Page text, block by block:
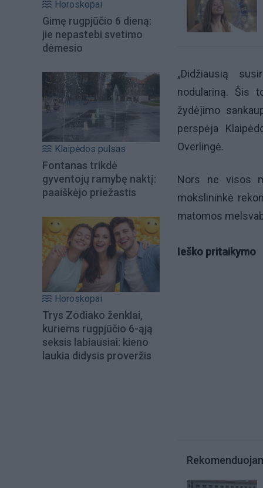
Horoskopai
Gimę rugpjūčio 6 dieną:
jie nepastebi svetimo
dėmesio
Klaipėdos pulsas
Fontanas trikdė
gyventojų ramybę naktį:
paaiškėjo priežastis
Horoskopai
Trys Zodiako ženklai,
kuriems rugpjūčio 6-ąją
seksis labiausiai: kieno
laukia didysis proveržis
„Didžiausią
nodulariną. Šis
žydėjimo
perspėja
Overlingė.
Nors ne visos
mokslininkė
matomos
Ieško pritaikymo